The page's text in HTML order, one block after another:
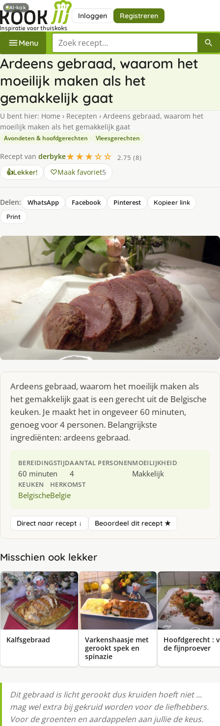
Inloggen Registreren
Menu Zoek een recept
Ardeens gebraad, waarom het
moeilijk maken als het
gemakkelijk gaat
U bent hier: Home › Recepten › Ardeens gebraad, waarom het
moeilijk maken als het gemakkelijk gaat
Avondeten & hoofdgerechten Vleesgerechten
Recept van derbyke★★★☆☆
2.75 (8)
👍Lekker! Maak favoriet5
Delen: WhatsApp Facebook Pinterest
Kopieer link
Print
Ardeens gebraad, waarom het moeilijk maken als
het gemakkelijk gaat is een gerecht uit de Belgische
keuken. Je maakt het in ongeveer 60 minuten,
genoeg voor 4 personen. Belangrijkste
ingrediënten: ardeens gebraad.
BEREIDINGSTIJD
60 minuten
AANTAL PERSONEN
4
MOEILIJKHEID
Makkelijk
KEUKEN
Belgische
HERKOMST
Belgie
Direct naar recept ↓ Beoordeel dit recept ★
Misschien ook lekker
Kalfsgebraad
Varkenshaasje met
gerookt spek en
spinazie
Hoofdgerecht :
de fijnproever
AI-kok
Dit gebraad is licht gerookt dus kruiden hoeft niet ...
mag wel extra bij gekruid worden voor de liefhebbers.
Voor de groenten en aardappelen aan jullie de keus.